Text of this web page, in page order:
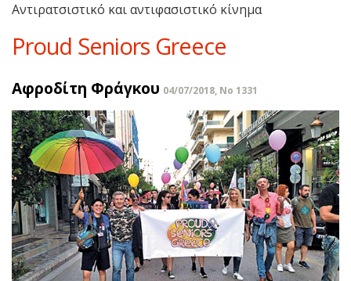
Αντιρατσιστικό και αντιφασιστικό κίνημα
Proud Seniors Greece
Αφροδίτη Φράγκου 04/07/2018, No 1331